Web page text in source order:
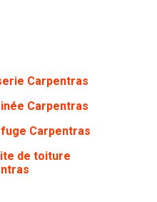
Carpentras
Carpentras
Carpentras
de toiture